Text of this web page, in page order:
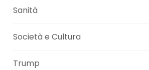
Sanità
Società e Cultura
Trump